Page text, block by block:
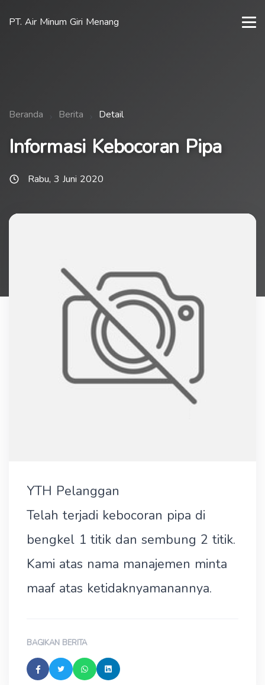
PT. Air Minum Giri Menang
Beranda Berita Detail
Informasi Kebocoran Pipa
Rabu, 3 Juni 2020
YTH Pelanggan
Telah terjadi kebocoran pipa di
bengkel 1 titik dan sembung 2 titik.
Kami atas nama manajemen minta
maaf atas ketidaknyamanannya.
BAGIKAN BERITA